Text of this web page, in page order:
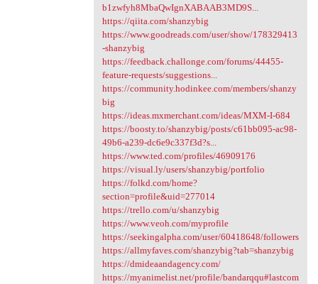
b1zwfyh8MbaQwIgnXABAAB3MD9S...
https://qiita.com/shanzybig
https://www.goodreads.com/user/show/178329413
-shanzybig
https://feedback.challonge.com/forums/44455-
feature-requests/suggestions...
https://community.hodinkee.com/members/shanzy
big
https://ideas.mxmerchant.com/ideas/MXM-I-684
https://boosty.to/shanzybig/posts/c61bb095-ac98-
49b6-a239-dc6e9c337f3d?s...
https://www.ted.com/profiles/46909176
https://visual.ly/users/shanzybig/portfolio
https://folkd.com/home?
section=profile&uid=277014
https://trello.com/u/shanzybig
https://www.veoh.com/myprofile
https://seekingalpha.com/user/60418648/followers
https://allmyfaves.com/shanzybig?tab=shanzybig
https://dmideaandagency.com/
https://myanimelist.net/profile/bandarqqu#lastcom